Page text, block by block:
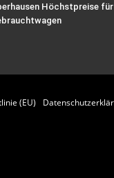
Höchstpreise
(EU)